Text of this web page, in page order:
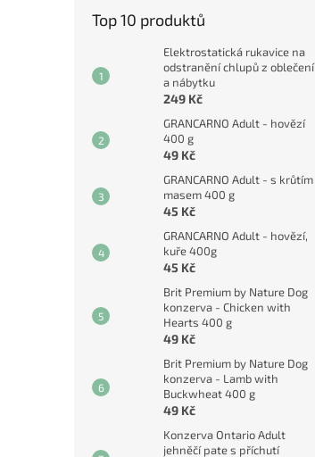
Top 10 produktů
Elektrostatická rukavice na
odstranění chlupů z oblečení
a nábytku
249 Kč
GRANCARNO Adult - hovězí
400 g
49 Kč
GRANCARNO Adult - s krůtím
masem 400 g
45 Kč
GRANCARNO Adult - hovězí,
kuře 400g
45 Kč
Brit Premium by Nature Dog
konzerva - Chicken with
Hearts 400 g
49 Kč
Brit Premium by Nature Dog
konzerva - Lamb with
Buckwheat 400 g
49 Kč
Konzerva Ontario Adult
jehněčí pate s příchutí